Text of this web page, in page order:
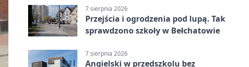
7 sierpnia 2026
Przejścia i ogrodzenia pod lupą. Tak
sprawdzono szkoły w Bełchatowie
7 sierpnia 2026
Angielski w przedszkolu bez